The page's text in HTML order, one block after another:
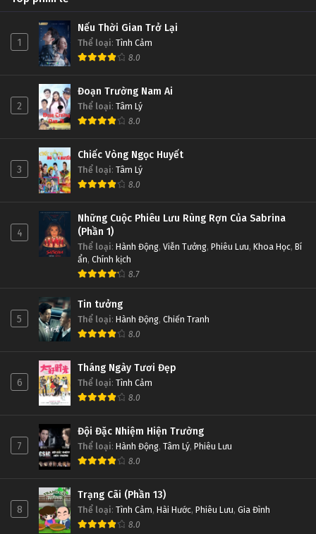
1
Nếu Thời Gian Trở Lại
Thể loại: Tình Cảm
8.0
2
Đoạn Trường Nam Ai
Thể loại: Tâm Lý
8.0
3
Chiếc Vòng Ngọc Huyết
Thể loại: Tâm Lý
8.0
4
Những Cuộc Phiêu Lưu Rùng Rợn Của Sabrina
(Phần 1)
Thể loại: Hành Động, Viễn Tưởng, Phiêu Lưu, Khoa Học, Bí
ẩn, Chính kịch
8.7
5
Tin tưởng
Thể loại: Hành Động, Chiến Tranh
8.0
6
Tháng Ngày Tươi Đẹp
Thể loại: Tình Cảm
8.0
7
Đội Đặc Nhiệm Hiện Trường
Thể loại: Hành Động, Tâm Lý, Phiêu Lưu
8.0
8
Trạng Cãi (Phần 13)
Thể loại: Tình Cảm, Hài Hước, Phiêu Lưu, Gia Đình
8.0